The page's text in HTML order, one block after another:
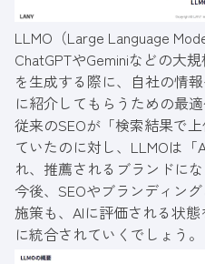
LLMO（Large Language
ChatGPTやGeminiなどの大
を生成する際に、自社の情
に紹介してもらうための最適
従来のSEOが「検索結果で
ていたのに対し、LLMOは
れ、推薦されるブランドに
今後、SEOやブランディン
施策も、AIに評価される状
に統合されていくでしょう。